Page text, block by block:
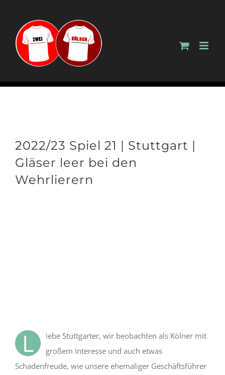
springen
2022/23 Spiel 21 | Stuttgart |
Gläser leer bei den
Wehrlierern
L
iebe Stuttgarter, wir beobachten als Kölner mit
großem Interesse und auch etwas
Schadenfreude, wie unsere ehemaliger Geschäftsführer